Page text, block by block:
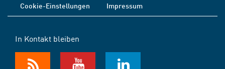
Cookie-Einstellungen
Impressum
In Kontakt bleiben